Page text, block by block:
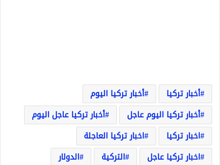
أخبار تركيا
أخبار تركيا اليوم
أخبار تركيا اليوم عاجل
أخبار تركيا عاجل اليوم
اخبار تركيا
اخبار تركيا العاجلة
اخبار تركيا عاجل
التركية
الدولار